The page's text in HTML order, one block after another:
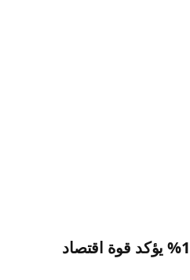
استقرار التضخم عند 1.5% يؤكد قوة اقتصاد